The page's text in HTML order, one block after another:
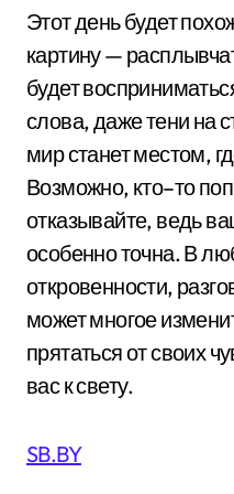
Этот день будет
картину —
будет
слова, даже тени на
мир станет местом,
Возможно, кто–то
отказывайте, ведь
особенно точна. В
откровенности,
может многое
прятаться от своих
вас к свету.
SB.BY